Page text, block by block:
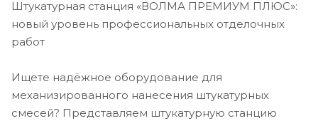
Штукатурная станция «ВОЛМА ПРЕМИУМ ПЛЮС»:
новый уровень профессиональных отделочных
работ
Ищете надёжное оборудование для
механизированного нанесения штукатурных
смесей? Представляем штукатурную станцию